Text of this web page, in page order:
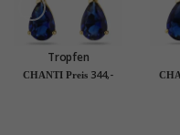
Tropfen
dunkelblauem
CHANTI Preis 344,-